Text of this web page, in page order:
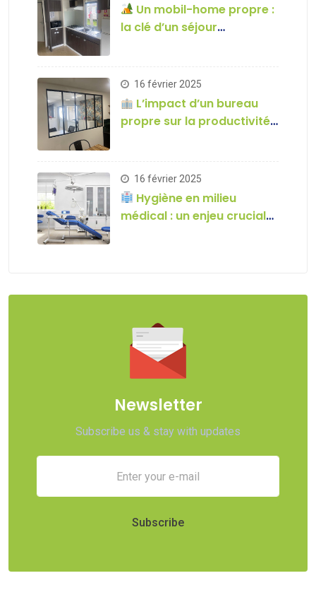
Un mobil-home propre :
la clé d’un séjour
16 février 2025
L’impact d’un bureau
propre sur la productivité
16 février 2025
Hygiène en milieu
médical : un enjeu crucial
Newsletter
Subscribe us & stay with updates